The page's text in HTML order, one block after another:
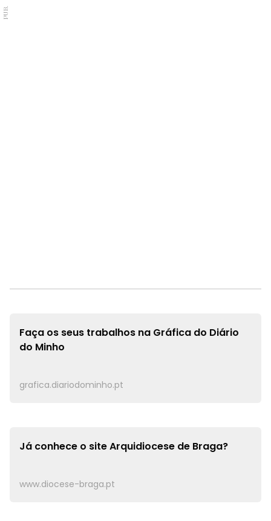
PUB.
Faça os seus trabalhos na Gráfica do Diário
do Minho
grafica.diariodominho.pt
Já conhece o siteArquidiocese de Braga?
www.diocese-braga.pt